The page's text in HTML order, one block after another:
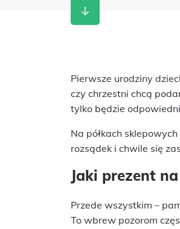
Pierwsze urodziny
czy chrzestni chcą
tylko będzie
Na półkach
rozsądek i chwile się
Jaki prezent
Przede wszystkim –
To wbrew pozorom